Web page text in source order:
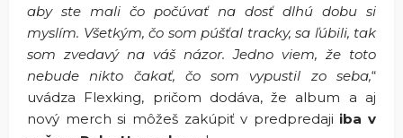
aby ste mali čo počúvať na dosť dlhú dobu si
myslím. Všetkým, čo som púšťal tracky, sa ľúbili, tak
som zvedavý na váš názor. Jedno viem, že toto
nebude nikto čakať, čo som vypustil zo seba,“
uvádza Flexking, pričom dodáva, že album a aj
nový merch si môžeš zakúpiť v predpredaji iba v